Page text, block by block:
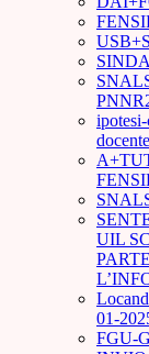
UIL
01-
FGU-